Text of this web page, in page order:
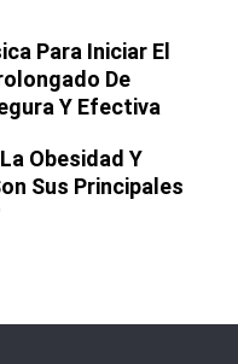
Para Iniciar El
De
Y Efectiva
Obesidad Y
Sus Principales